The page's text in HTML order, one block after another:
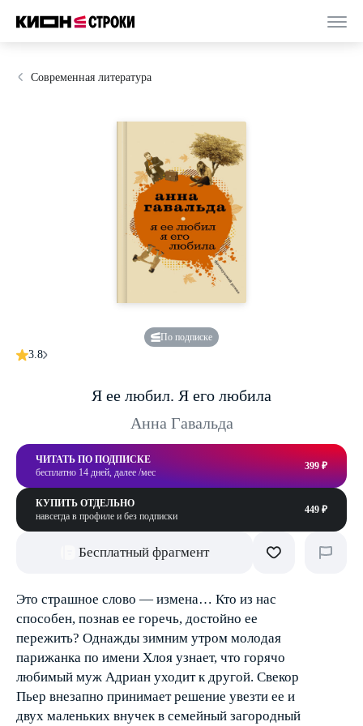
Современная литература
По подписке
3.8
Я ее любил. Я его любила
Анна Гавальда
ЧИТАТЬ ПО ПОДПИСКЕ
бесплатно 14 дней, далее /мес
399 ₽
КУПИТЬ ОТДЕЛЬНО
навсегда в профиле и без подписки
449 ₽
Бесплатный фрагмент
Это страшное слово — измена… Кто из нас
способен, познав ее горечь, достойно ее
пережить? Однажды зимним утром молодая
парижанка по имени Хлоя узнает, что горячо
любимый муж Адриан уходит к другой. Свекор
Пьер внезапно принимает решение увезти ее и
двух маленьких внучек в семейный загородный